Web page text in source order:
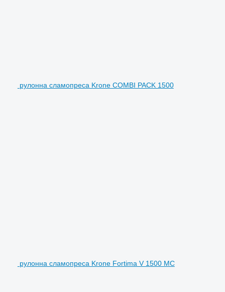
рулонна сламопреса Krone COMBI PACK 1500
рулонна сламопреса Krone Fortima V 1500 MC